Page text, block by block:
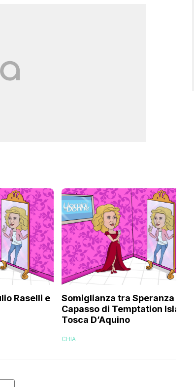
Raselli e
Somiglianza tra Speranza
Capasso di Temptation Island e
Tosca D’Aquino
CHIA